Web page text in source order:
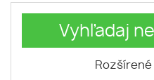
Vyhľadaj